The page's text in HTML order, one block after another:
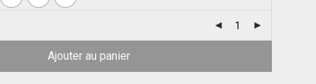
Ajouter au panier